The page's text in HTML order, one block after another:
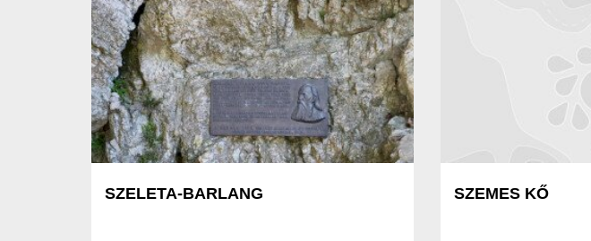
SZELETA-BARLANG SZEMES KŐ